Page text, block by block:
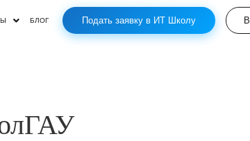
БЛОГ Подать заявку в ИТ Школу